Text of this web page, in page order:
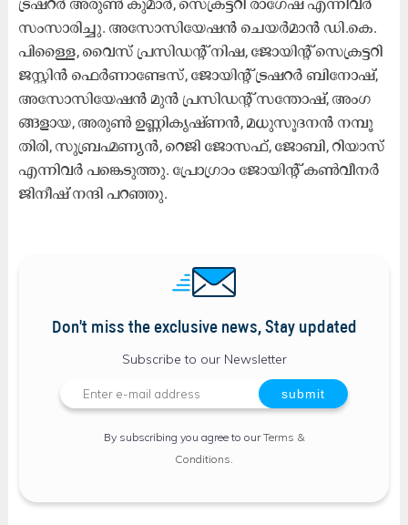
സം​സാ​രി​ച്ചു. അ​സോ​സി​യേ​ഷ​ൻ ചെ​യ​ർ​മാ​ൻ ഡി.​കെ.
പി​ള്ളൈ, വൈ​സ് പ്ര​സി​ഡ​ന്റ്‌ നി​ഷ, ജോ​യി​ന്റ് സെ​ക്ര​ട്ട​റി
ജ​സ്റ്റി​ൻ ഫെ​ർ​ണാ​ണ്ടേ​സ്, ജോ​യി​ന്റ് ട്ര​ഷ​റ​ർ ബി​നോ​ഷ്,
അ​സോ​സി​യേ​ഷ​ൻ മു​ൻ പ്ര​സി​ഡ​ന്റ്‌ സ​ന്തോ​ഷ്‌, അം​ഗ​
ങ്ങ​ളാ​യ, അ​രു​ൺ ഉ​ണ്ണി​കൃ​ഷ്ണ​ൻ, മ​ധു​സൂ​ദ​ന​ൻ ന​മ്പൂ​
തി​രി, സു​ബ്ര​ഹ്മ​ണ്യ​ൻ, റെ​ജി ജോ​സ​ഫ്, ജോ​ബി, റി​യാ​സ്
എ​ന്നി​വ​ർ പ​​ങ്കെ​ടു​ത്തു. പ്രോ​ഗ്രാം ജോ​യി​ന്റ് ക​ൺ​വീ​ന​ർ
ജി​നീ​ഷ് ന​ന്ദി പ​റ​ഞ്ഞു.
Don't miss the exclusive news, Stay updated
Subscribe to our Newsletter
By subscribing you agree to ourTerms &
Conditions